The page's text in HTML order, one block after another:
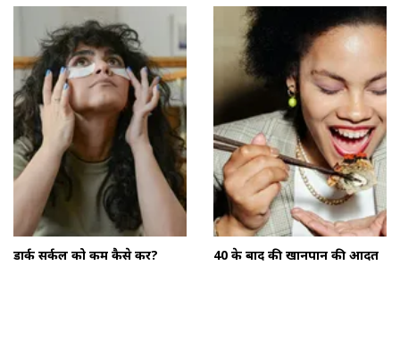
डार्क सर्कल को कम कैसे करें? 40 के बाद की खानपान की आदतें